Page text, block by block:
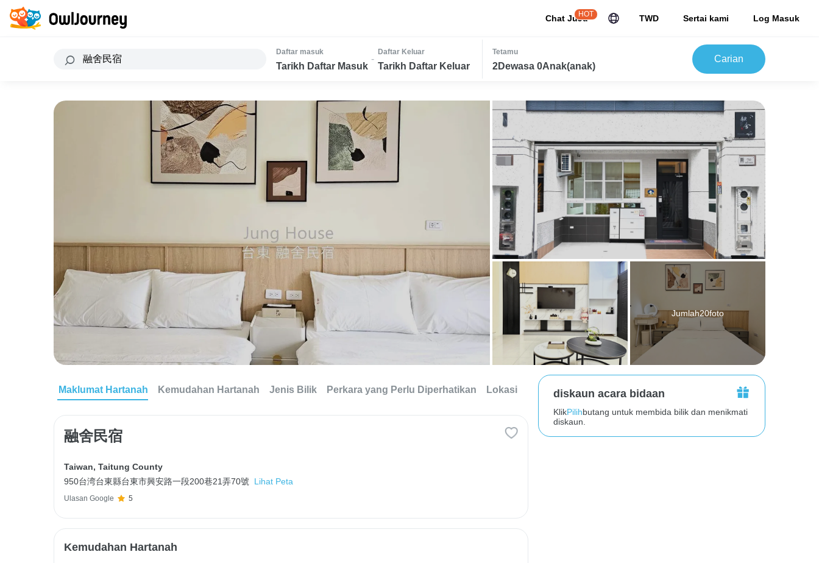
Chat JuJu
HOT TWD Sertai kami Log Masuk
Daftar masuk
Tarikh Daftar Masuk
-
Daftar Keluar
Tarikh Daftar Keluar
Tetamu
2Dewasa 0Anak(anak)
Carian
Jumlah20foto
Maklumat Hartanah Kemudahan Hartanah Jenis Bilik Perkara yang Perlu Diperhatikan Lokasi
融舍民宿
Taiwan, Taitung County
950台湾台東縣台東市興安路一段200巷21弄70號
Lihat Peta
Ulasan Google 5
Kemudahan Hartanah
diskaun acara bidaan
KlikPilihbutang untuk membida bilik dan menikmati
diskaun.